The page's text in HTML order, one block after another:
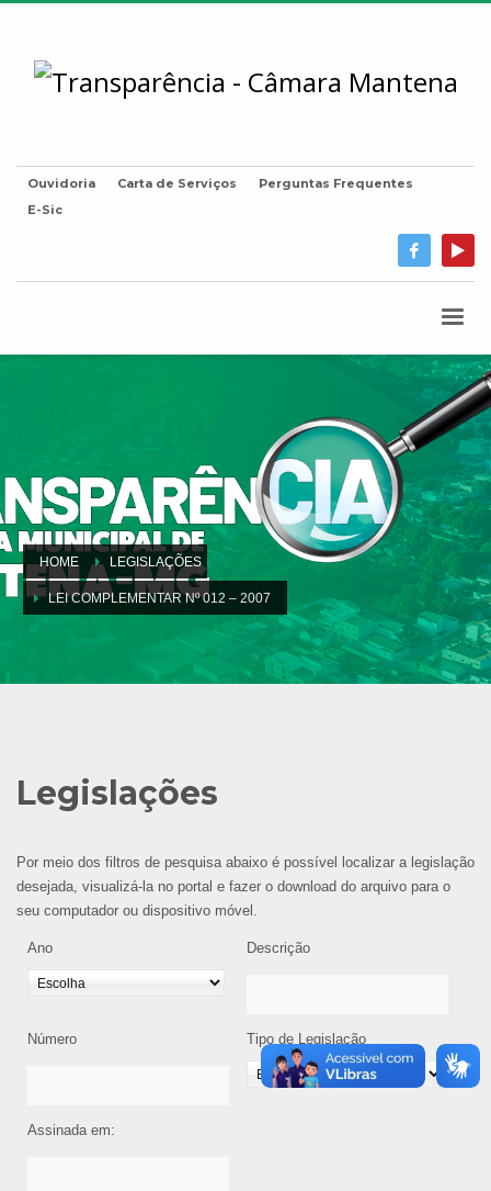
Ouvidoria Carta de Serviços
Perguntas Frequentes
E-Sic
HOME LEGISLAÇÕES
LEI COMPLEMENTAR Nº 012 – 2007
Legislações
Por meio dos filtros de pesquisa abaixo é possível localizar a legislação
desejada, visualizá-la no portal e fazer o download do arquivo para o
seu computador ou dispositivo móvel.
Ano Descrição
Número Tipo de Legislação
Assinada em: